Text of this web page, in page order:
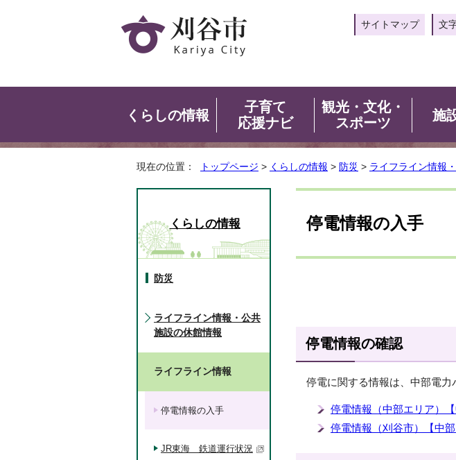
サイトマップ 文
くらしの情報
子育て
応援ナビ
観光・文化・
スポーツ
施
現在の位置： トップページ > くらしの情報 > 防災 > ライフライン情報
停電情報の入手
停電情報の確認
停電に関する情報は、中部電力
停電情報（中部エリア）
停電情報（刈谷市）【中
くらしの情報
防災
ライフライン情報・公共
施設の休館情報
ライフライン情報
停電情報の入手
JR東海 鉄道運行状況